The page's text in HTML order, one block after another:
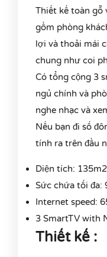
Thiết kế toàn gỗ
gồm phòng
lợi và thoải mái
chung như coi
Có tổng cộng 3
ngủ chính và
nghe nhạc và
Nếu bạn đi số
tính ra trên đầu
Diện tích: 135m2
Sức chứa tối đa:
Internet speed:
3 SmartTV with
Thiết kế :